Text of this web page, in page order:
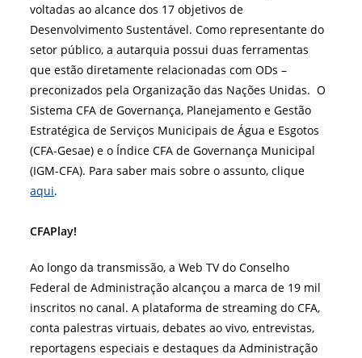
voltadas ao alcance dos 17 objetivos de
Desenvolvimento Sustentável. Como representante do
setor público, a autarquia possui duas ferramentas
que estão diretamente relacionadas com ODs –
preconizados pela Organização das Nações Unidas. O
Sistema CFA de Governança, Planejamento e Gestão
Estratégica de Serviços Municipais de Água e Esgotos
(CFA-Gesae) e o Índice CFA de Governança Municipal
(IGM-CFA). Para saber mais sobre o assunto, clique
aqui.
CFAPlay!
Ao longo da transmissão, a Web TV do Conselho
Federal de Administração alcançou a marca de 19 mil
inscritos no canal. A plataforma de streaming do CFA,
conta palestras virtuais, debates ao vivo, entrevistas,
reportagens especiais e destaques da Administração